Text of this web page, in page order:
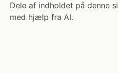
Dele af indholdet på denne
med hjælp fra AI.